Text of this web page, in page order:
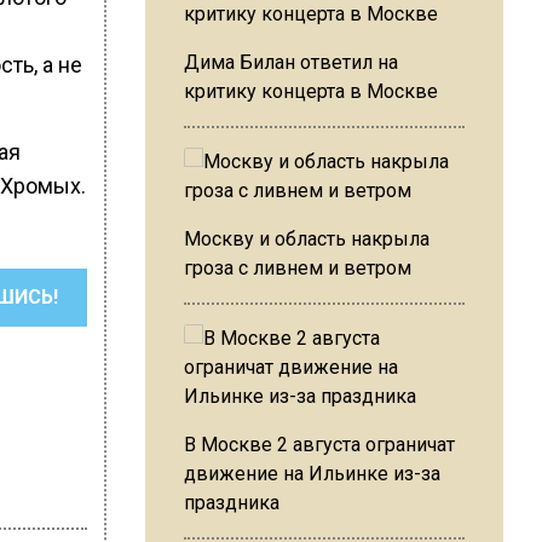
а не
Хромых.
Дима Билан ответил на
критику концерта в Москве
Москву и область накрыла
гроза с ливнем и ветром
В Москве 2 августа ограничат
движение на Ильинке из-за
праздника